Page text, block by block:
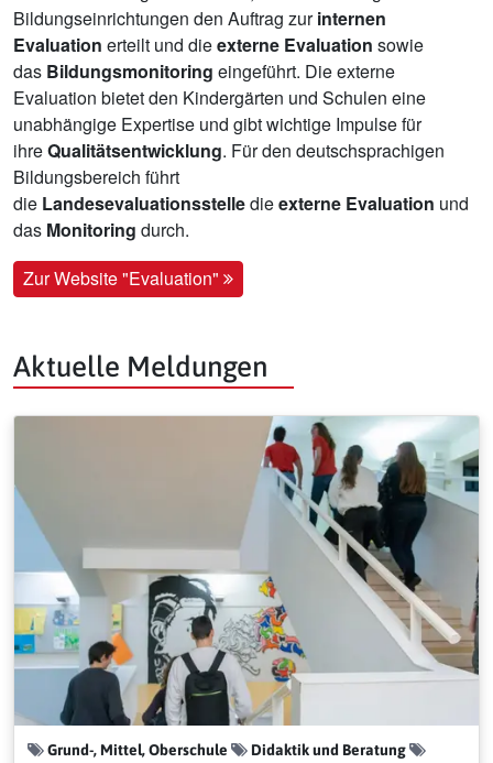
Bildungseinrichtungen den Auftrag zurinternen
Evaluation erteilt und dieexterne Evaluation sowie
das Bildungsmonitoring eingeführt. Die externe
Evaluation bietet den Kindergärten und Schulen eine
unabhängige Expertise und gibt wichtige Impulse für
ihreQualitätsentwicklung. Für den deutschsprachigen
Bildungsbereich führt
die Landesevaluationsstelledieexterne Evaluation und
das Monitoring durch.
Zur Website "Evaluation"
Aktuelle Meldungen
Grund-, Mittel, Oberschule
Didaktik und Beratung